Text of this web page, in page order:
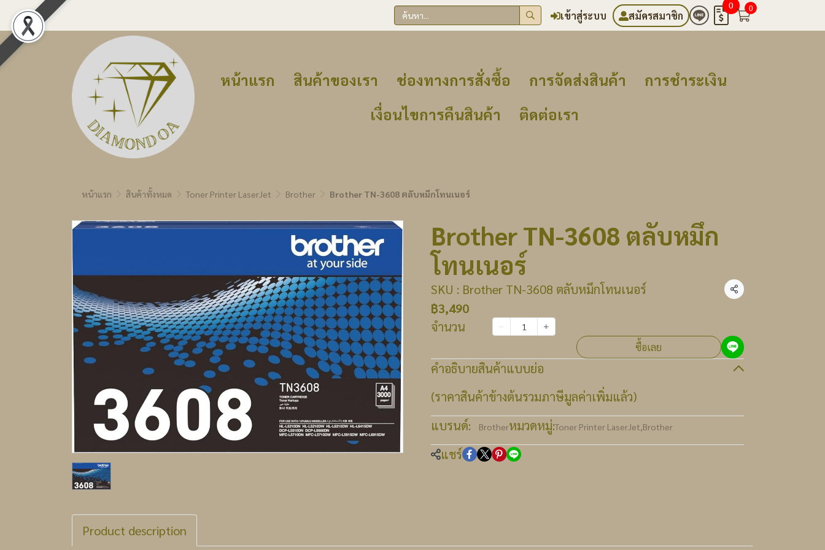
เข้าสู่ระบบ สมัครสมาชิก
0 0
หน้าแรก สินค้าของเรา ช่องทางการสั่งซื้อ การจัดส่งสินค้า
การชำระเงิน
เงื่อนไขการคืนสินค้า
ติดต่อเรา
หน้าแรก สินค้าทั้งหมด Toner Printer LaserJet Brother Brother TN-3608 ตลับหมึกโทนเนอร์
Brother TN-3608 ตลับหมึก
โทนเนอร์
SKU : Brother TN-3608 ตลับหมึกโทนเนอร์ แชร์
฿3,490
จำนวน
ซื้อเลย
คำอธิบายสินค้าแบบย่อ
(ราคาสินค้าข้างต้นรวมภาษีมูลค่าเพิ่มแล้ว)
แบรนด์:
Brotherหมวดหมู่:Toner Printer LaserJet,Brother
แชร์
Product description